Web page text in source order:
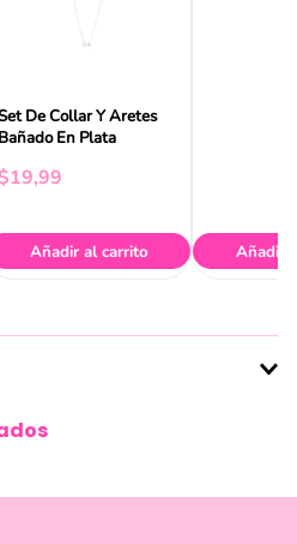
De Collar Y Aretes
Bañado En Plata
19,99
Añadir al carrito Añadir